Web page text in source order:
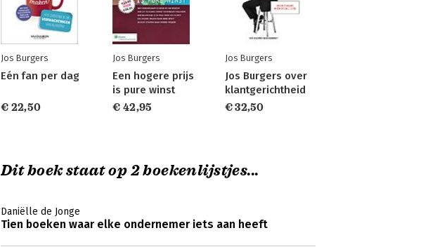
Jos Burgers
Eén fan per dag
€ 22,50
Jos Burgers
Een hogere prijs
is pure winst
€ 42,95
Jos Burgers
Jos Burgers over
klantgerichtheid
€ 32,50
Dit boek staat op 2 boekenlijstjes...
Daniëlle de Jonge
Tien boeken waar elke ondernemer iets aan heeft